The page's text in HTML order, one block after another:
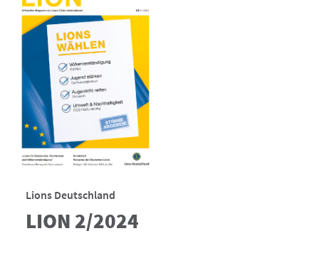
Lions Deutschland
LION 2/2024